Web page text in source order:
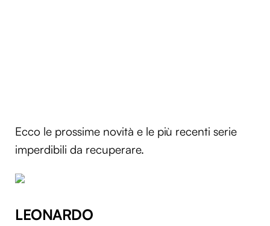
Ecco le prossime novità e le più recenti serie
imperdibili da recuperare.
LEONARDO